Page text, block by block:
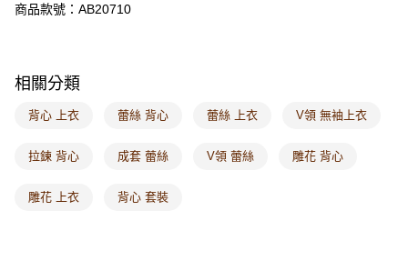
付款後門市自取
每筆NT$60，滿NT$1,000(含以上)免運費
商品款號：AB20710
相關分類
背心 上衣 蕾絲 背心 蕾絲 上衣 V領 無袖上衣
拉鍊 背心 成套 蕾絲 V領 蕾絲 雕花 背心
雕花 上衣 背心 套裝